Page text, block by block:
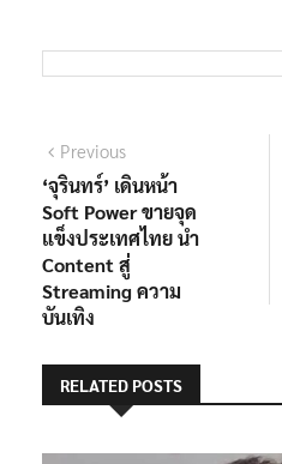
แนะแนว
เรื่อง
PreviousPrevious
post:
‘จุรินทร์’ เดินหน้า
Soft Power ขายจุด
แข็งประเทศไทย นำ
Content สู่
Streaming ความ
บันเทิง
RELATED POSTS